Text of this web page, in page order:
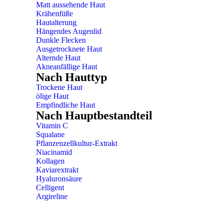
Matt aussehende Haut
Krähenfüße
Hautalterung
Hängendes Augenlid
Dunkle Flecken
Ausgetrocknete Haut
Alternde Haut
Akneanfällige Haut
Nach Hauttyp
Trockene Haut
ölige Haut
Empfindliche Haut
Nach Hauptbestandteil
Vitamin C
Squalane
Pflanzenzellkultur-Extrakt
Niacinamid
Kollagen
Kaviarextrakt
Hyaluronsäure
Celligent
Argireline